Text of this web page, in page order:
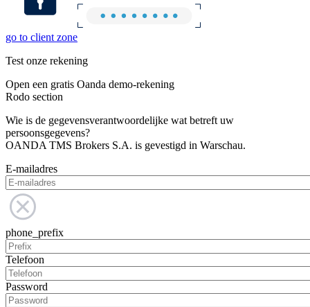
go to client zone
Test onze rekening
Open een gratis Oanda demo-rekening
Rodo section
Wie is de gegevensverantwoordelijke wat betreft uw
persoonsgegevens?
OANDA TMS Brokers S.A. is gevestigd in Warschau.
E-mailadres
phone_prefix
Telefoon
Password